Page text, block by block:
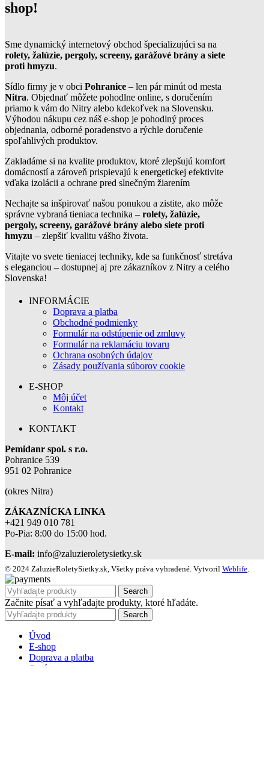
shop!
Sme dynamický internetový obchod špecializujúci sa na
rolety, žalúzie, pergoly, screeny, garážové brány a siete
proti hmyzu.
Sídlo firmy je v obci Pohranice – len pár minút od mesta
Nitra. Objednať môžete pohodlne online, s doručením
priamo k vám do Nitry alebo kdekoľvek na Slovensku.
Výhodou nákupu cez náš e-shop je pohodlný proces
objednania, odborné poradenstvo a rýchle doručenie
spoľahlivých produktov.
Zakladáme si na kvalite produktov, ktoré zlepšujú komfort
domácností a zároveň prispievajú k energetickej efektivite
vďaka izolácii a ochrane pred slnečným žiarením
Nechajte sa inšpirovať našou ponukou a zistite, ako môže
správne vybraná tieniaca technika – rolety, žalúzie,
pergoly, screeny, garážové brány alebo siete proti
hmyzu – zlepšiť kvalitu vášho života.
Vitajte vo svete tieniacej techniky, kde sa funkčnosť stretáva
s eleganciou – dostupnej aj pre zákazníkov z Nitry a celého
Slovenska!
INFORMÁCIE
Doprava a platba
Obchodné podmienky
Formulár na odstúpenie od zmluvy
Formulár na reklamáciu tovaru
Ochrana osobných údajov
Zásady používania súborov cookie
E-SHOP
Môj účet
Kontakt
KONTAKT
Pemidanr spol. s r.o.
Pohranice 539
951 02 Pohranice
(okres Nitra)
ZÁKAZNÍCKA LINKA
+421 949 010 781
Po-Pia: 8:00 do 15:00 hod.
E-mail: info@zaluzieroletysietky.sk
© 2024 ZaluzieRoletySietky.sk, Všetky práva vyhradené. Vytvoril Weblife
Search
Začnite písať a vyhľadajte produkty, ktoré hľadáte.
Search
Úvod
E-shop
Doprava a platba
O nás